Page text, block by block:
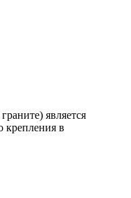
является
крепления в